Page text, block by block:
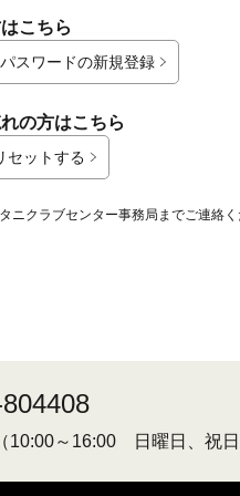
こちら
スワードの新規登録
の方はこちら
セットする
クラブセンター事務局までご連絡く
（10:00～16:00 日曜日、祝日